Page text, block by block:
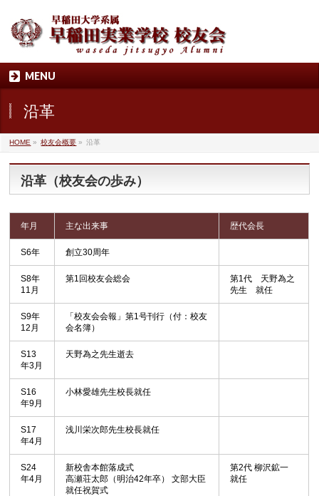
MENU
沿革
HOME » 校友会概要 » 沿革
沿革（校友会の歩み）
年月 主な出来事 歴代会長
S6年 創立30周年
S8年
11月
第1回校友会総会
第1代 天野為之
先生 就任
S9年
12月
「校友会会報」第1号刊行（付：校友
会名簿）
S13
年3月
天野為之先生逝去
S16
年9月
小林愛雄先生校長就任
S17
年4月
浅川栄次郎先生校長就任
S24
年4月
新校舎本館落成式
高瀬荘太郎（明治42年卒） 文部大臣
就任祝賀式
第2代 柳沢鉱一
就任